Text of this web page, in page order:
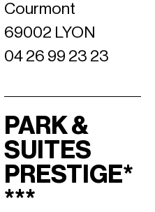
Courmont
69002 LYON
04 26 99 23 23
PARK &
SUITES
PRESTIGE*
***